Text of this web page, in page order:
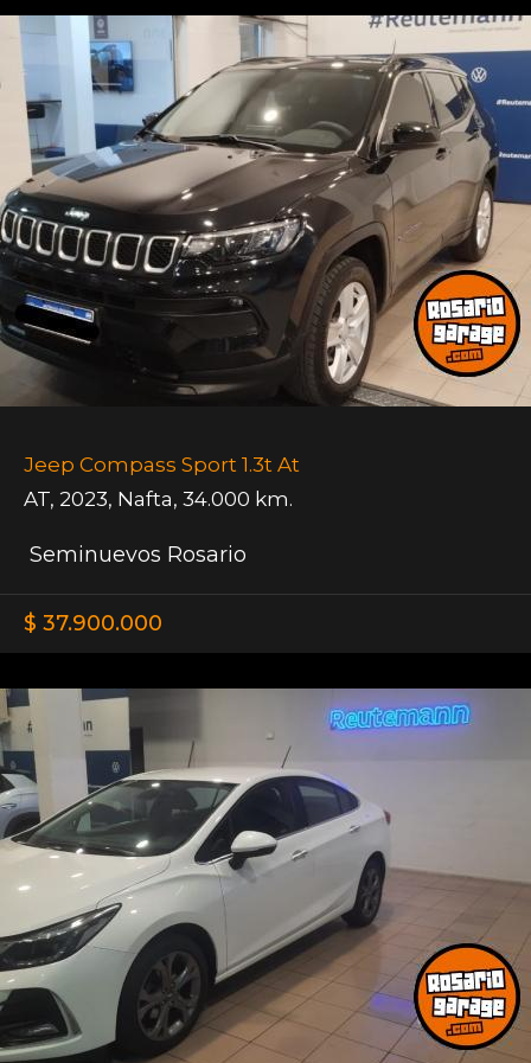
Jeep Compass Sport 1.3t At
AT, 2023, Nafta, 34.000 km.
Seminuevos Rosario
$ 37.900.000